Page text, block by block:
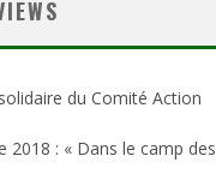
du Comité Action
2018 : « Dans le camp des